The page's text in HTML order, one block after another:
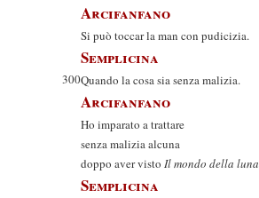
Arcifanfano
Si può toccar la man con pudicizia.
Semplicina
300Quando la cosa sia senza malizia.
Arcifanfano
Ho imparato a trattare
senza malizia alcuna
doppo aver visto Il mondo della luna
Semplicina